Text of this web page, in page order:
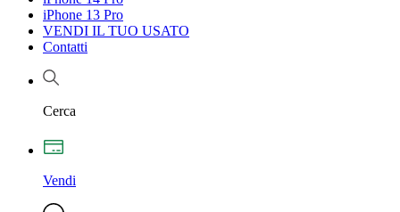
iPhone 13 Pro
VENDI IL TUO USATO
Contatti
Cerca
Vendi